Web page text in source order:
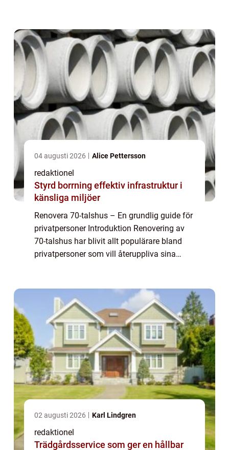
04 augusti 2026 Alice Pettersson
redaktionel
Styrd borrning effektiv infrastruktur i
känsliga miljöer
Renovera 70-talshus – En grundlig guide för
privatpersoner Introduktion Renovering av
70-talshus har blivit allt populärare bland
privatpersoner som vill återuppliva sina
02 augusti 2026 Karl Lindgren
redaktionel
Trädgårdsservice som ger en hållbar